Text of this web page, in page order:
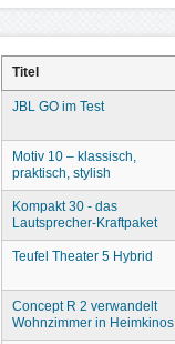
Titel
JBL GO im Test
Motiv 10 – klassisch,
praktisch, stylish
Kompakt 30 - das
Lautsprecher-Kraftpaket
Teufel Theater 5 Hybrid
Concept R 2 verwandelt
Wohnzimmer in Heimkinos